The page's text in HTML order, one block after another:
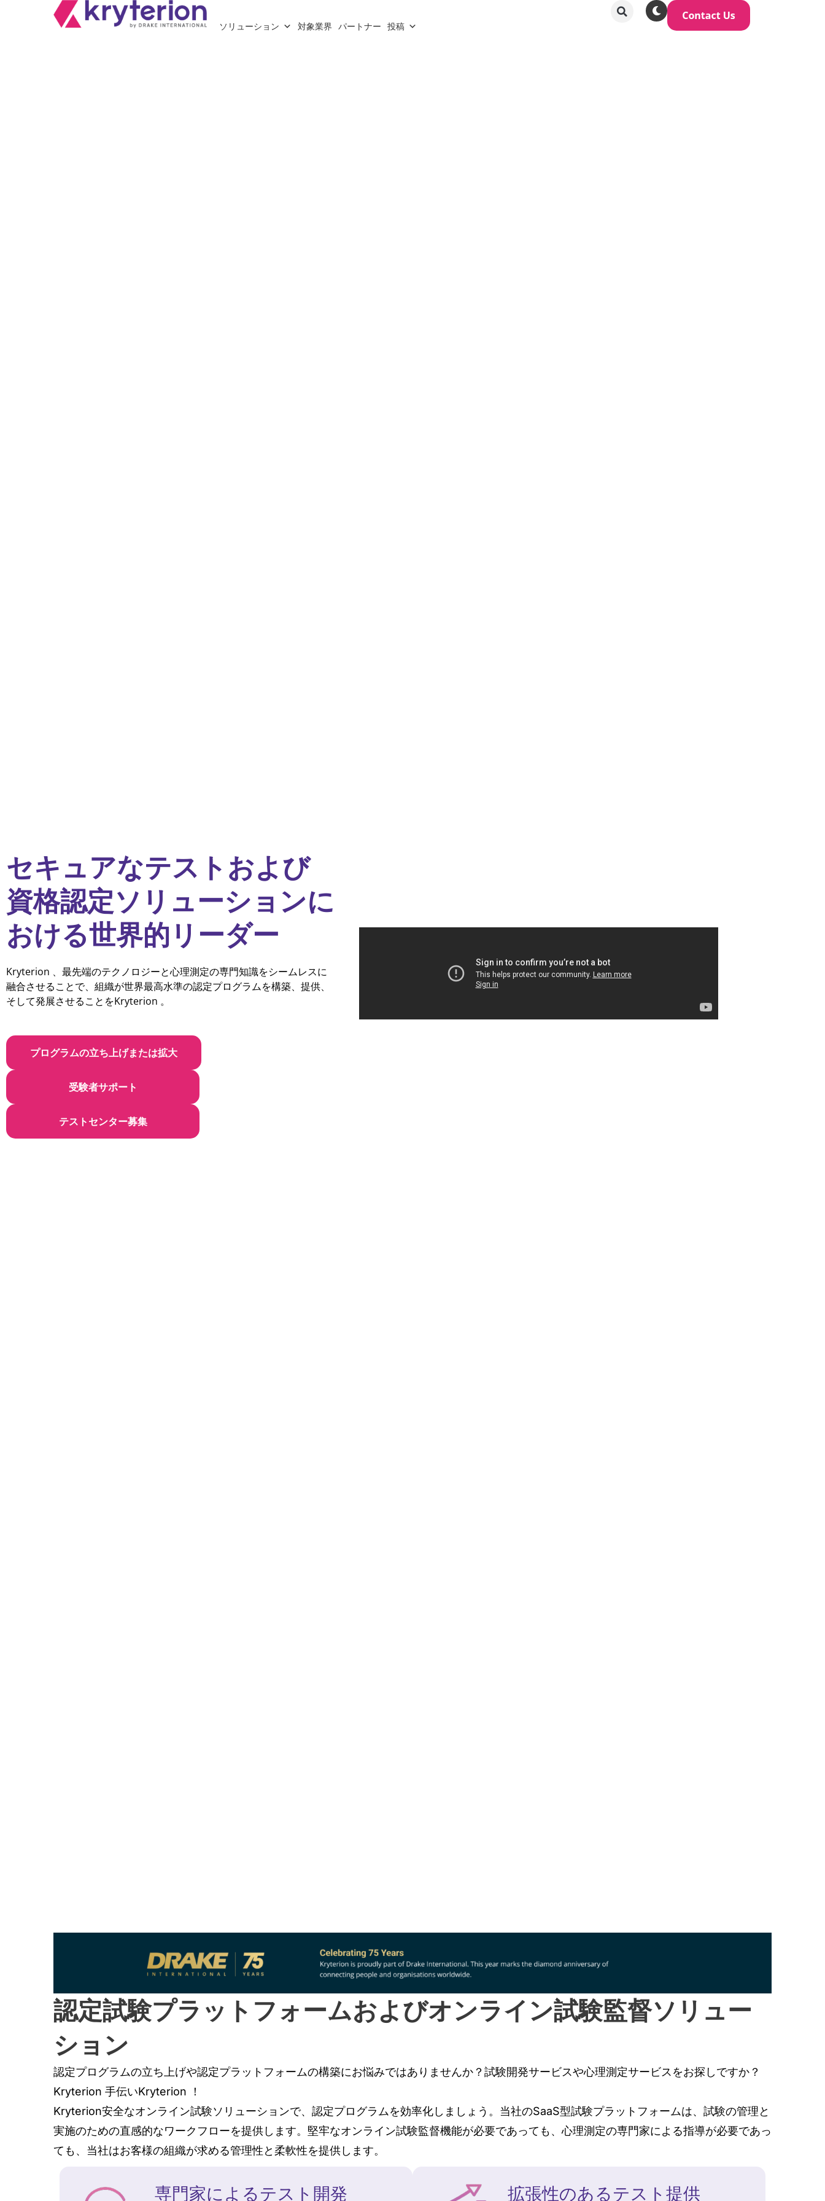
ソリューション 対象業界 パートナー 投稿
セキュアなテストおよび
資格認定ソリューションに
おける世界的リーダー
Kryterion 、最先端のテクノロジーと心理測定の専門知識をシームレスに
融合させることで、組織が世界最高水準の認定プログラムを構築、提供、
そして発展させることをKryterion 。
プログラムの立ち上げまたは拡大
受験者サポート
テストセンター募集
認定試験プラットフォームおよびオンライン試験監督ソリュー
ション
認定プログラムの立ち上げや認定プラットフォームの構築にお悩みではありませんか？試験開発サービスや心理測定サービスをお探しですか？
Kryterion 手伝いKryterion ！
Kryterion安全なオンライン試験ソリューションで、認定プログラムを効率化しましょう。当社のSaaS型試験プラットフォームは、試験の管理と
実施のための直感的なワークフローを提供します。堅牢なオンライン試験監督機能が必要であっても、心理測定の専門家による指導が必要であっ
ても、当社はお客様の組織が求める管理性と柔軟性を提供します。
専門家によるテスト開発 拡張性のあるテスト提供